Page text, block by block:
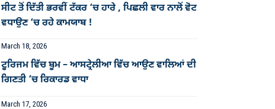
ਸੀਟ ਤੋਂ ਦਿੱਤੀ ਭਰਵੀਂ ਟੱਕਰ ‘ਚ ਹਾਰੇ , ਪਿਛਲੀ ਵਾਰ ਨਾਲੋਂ ਵੋਟ
ਵਧਾਉਣ ‘ਚ ਰਹੇ ਕਾਮਯਾਬ !
March 18, 2026
ਟੂਰਿਜਮ ਵਿੱਚ ਬੂਮ – ਆਸਟ੍ਰੇਲੀਆ ਵਿੱਚ ਆਉਣ ਵਾਲਿਆਂ ਦੀ
ਗਿਣਤੀ ’ਚ ਰਿਕਾਰਡ ਵਾਧਾ
March 17, 2026